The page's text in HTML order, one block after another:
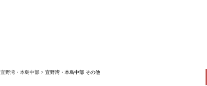
宜野湾・本島中部 > 宜野湾・本島中部 その他